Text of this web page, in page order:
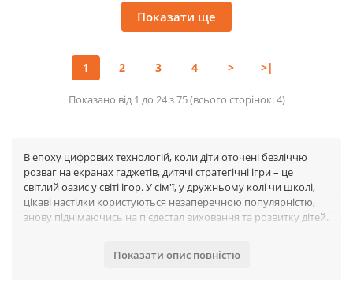
Показати ще
1 2 3 4 > >|
Показано від 1 до 24 з 75 (всього сторінок: 4)
В епоху цифрових технологій, коли діти оточені безліччю
розваг на екранах гаджетів, дитячі стратегічні ігри – це
світлий оазис у світі ігор. У сім'ї, у дружньому колі чи школі,
цікаві настілки користуються незаперечною популярністю,
знову піднімаючись на п'єдестал виховання та розвитку дітей.
та креативного мислення, роблячи ігровий процес
Показати опис повністю